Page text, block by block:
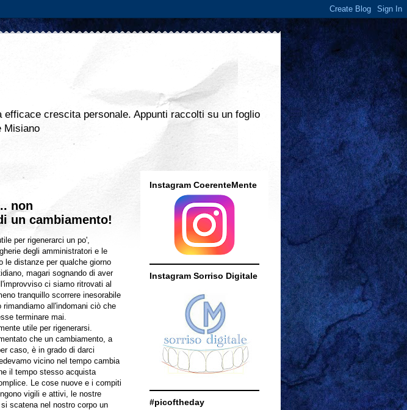
crescita personale. Appunti raccolti su un foglio
Misiano
non
un cambiamento!
per rigenerarci un po',
degli amministratori e le
le distanze per qualche giorno
magari sognando di aver
ci siamo ritrovati al
tranquillo scorrere inesorabile
all'indomani ciò che
terminare mai.
utile per rigenerarsi.
che un cambiamento, a
caso, è in grado di darci
vicino nel tempo cambia
il tempo stesso acquista
Le cose nuove e i compiti
vigili e attivi, le nostre
scatena nel nostro corpo un
Instagram CoerenteMente
Instagram Sorriso Digitale
#picoftheday